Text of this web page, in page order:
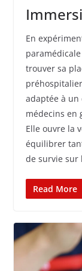
En
paramédicale
trouver sa
adaptée à
médecins en
Elle ouvre la
équilibrer
de survie sur
Read More